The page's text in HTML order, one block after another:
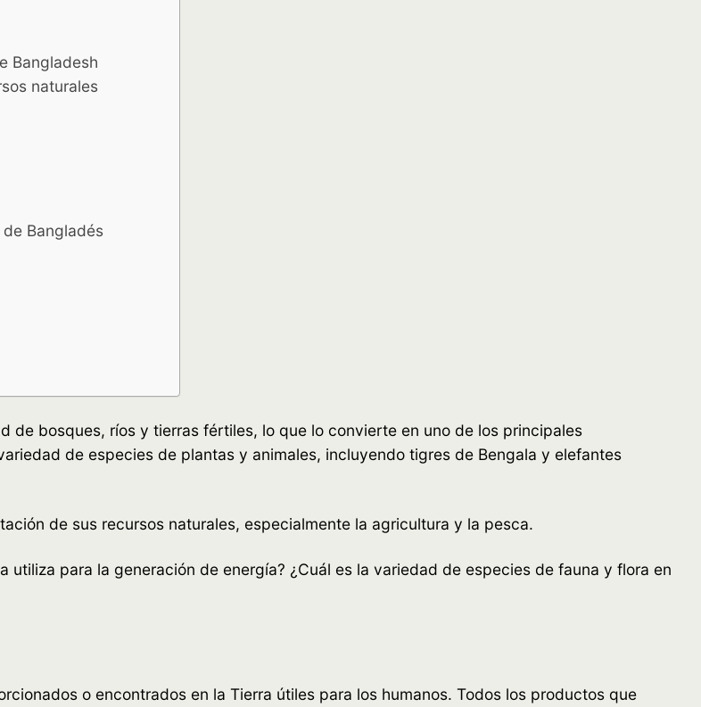
Bangladesh
naturales
Bangladés
de bosques, ríos y tierras fértiles, lo que lo convierte en uno de los principales
de especies de plantas y animales, incluyendo tigres de Bengala y elefantes
de sus recursos naturales, especialmente la agricultura y la pesca.
utiliza para la generación de energía? ¿Cuál es la variedad de especies de fauna y flora en
o encontrados en la Tierra útiles para los humanos. Todos los productos que